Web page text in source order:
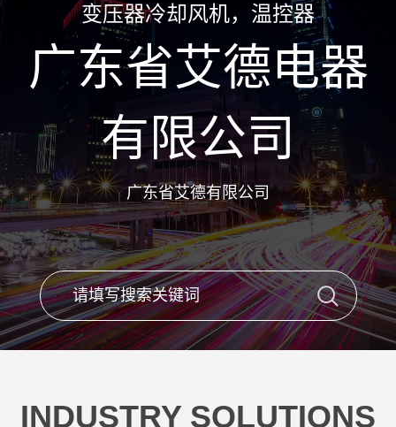
变压器冷却风机，温控器
广东省艾德电器
有限公司
广东省艾德有限公司
INDUSTRY SOLUTIONS